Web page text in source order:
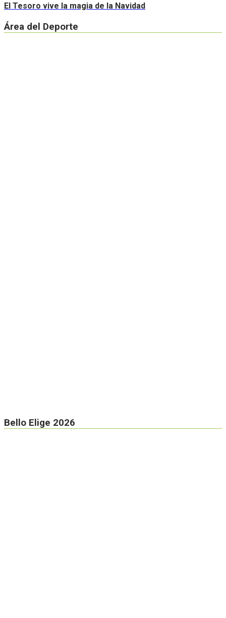
El Tesoro vive la magia de la Navidad
Área del Deporte
Bello Elige 2026